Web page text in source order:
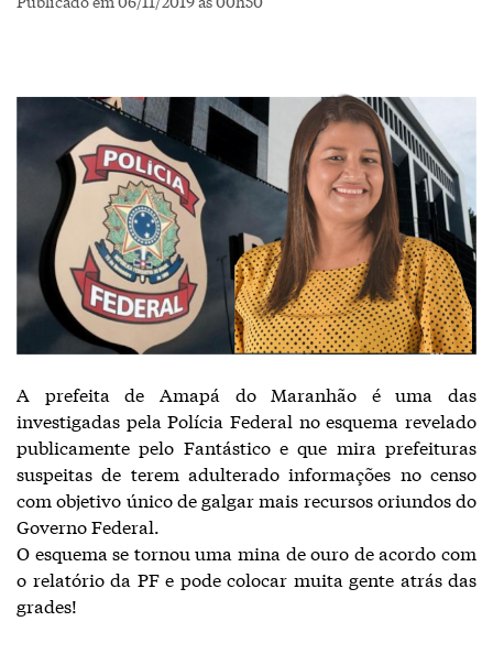
A prefeita de Amapá do Maranhão é uma das
investigadas pela Polícia Federal no esquema revelado
publicamente pelo Fantástico e que mira prefeituras
suspeitas de terem adulterado informações no censo
com objetivo único de galgar mais recursos oriundos do
Governo Federal.
O esquema se tornou uma mina de ouro de acordo com
o relatório da PF e pode colocar muita gente atrás das
grades!